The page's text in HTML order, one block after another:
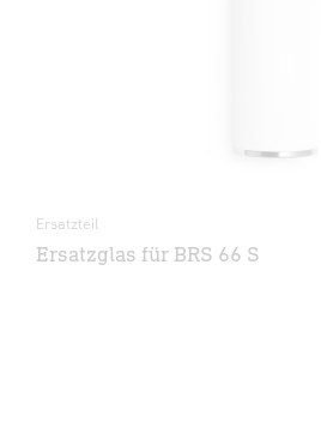
Ersatzteil
Ersatzglas für BRS 66 S